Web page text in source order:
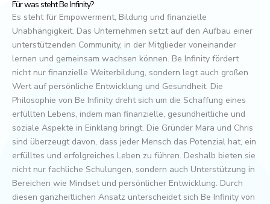
Für was steht Be Infinity?
Es steht für Empowerment, Bildung und finanzielle
Unabhängigkeit. Das Unternehmen setzt auf den Aufbau einer
unterstützenden Community, in der Mitglieder voneinander
lernen und gemeinsam wachsen können. Be Infinity fördert
nicht nur finanzielle Weiterbildung, sondern legt auch großen
Wert auf persönliche Entwicklung und Gesundheit. Die
Philosophie von Be Infinity dreht sich um die Schaffung eines
erfüllten Lebens, indem man finanzielle, gesundheitliche und
soziale Aspekte in Einklang bringt. Die Gründer Mara und Chris
sind überzeugt davon, dass jeder Mensch das Potenzial hat, ein
erfülltes und erfolgreiches Leben zu führen. Deshalb bieten sie
nicht nur fachliche Schulungen, sondern auch Unterstützung in
Bereichen wie Mindset und persönlicher Entwicklung. Durch
diesen ganzheitlichen Ansatz unterscheidet sich Be Infinity von